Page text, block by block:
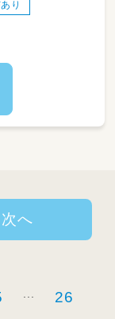
まで）
）
ランクのある
も）を見る」チ
り
26
次へ